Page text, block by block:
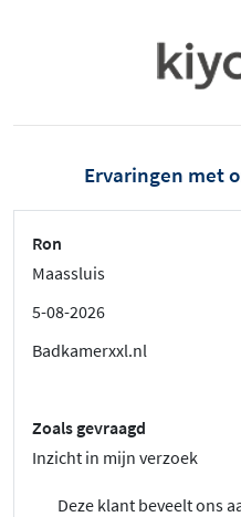
Ervaringen met
Ron
Maassluis
5-08-2026
Badkamerxxl.nl
Zoals gevraagd
Inzicht in mijn verzoek
Deze klant beveelt ons